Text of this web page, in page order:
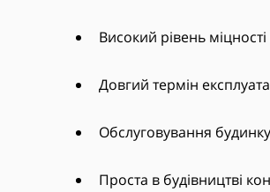
Високий рівень
Довгий термін
Обслуговування
Проста в будівництві